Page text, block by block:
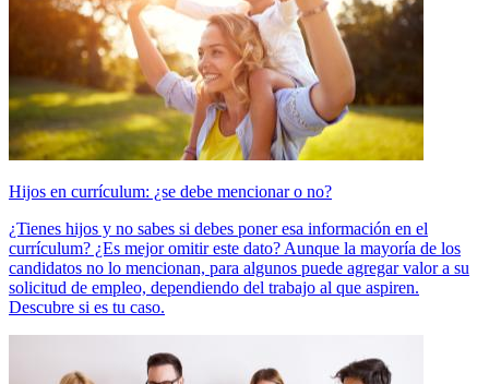
Hijos en currículum: ¿se debe mencionar o no?
¿Tienes hijos y no sabes si debes poner esa información en el
currículum? ¿Es mejor omitir este dato? Aunque la mayoría de los
candidatos no lo mencionan, para algunos puede agregar valor a su
solicitud de empleo, dependiendo del trabajo al que aspiren.
Descubre si es tu caso.